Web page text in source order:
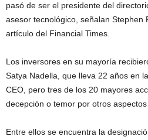
pasó de ser el presidente del
asesor tecnológico, señalan Stephen
artículo del Financial Times.
Los inversores en su mayoría
Satya Nadella, que lleva 22 años en
CEO, pero tres de los 20 mayores
decepción o temor por otros aspectos
Entre ellos se encuentra la